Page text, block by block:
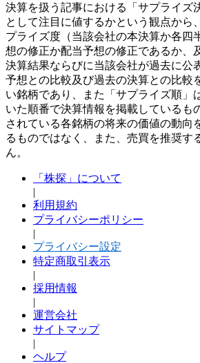
決算を扱う記事における「サプライズ
として注目に値するかという観点から
プライズ度（当該会社の本決算か各四
想の修正か配当予想の修正であるか、
決算結果ならびに当該会社が過去に公
予想との比較及び過去の決算との比較
い銘柄であり、また「サプライズ順」
いた順番で決算情報を掲載しているも
されている各銘柄の将来の価値の動向
るものではなく、また、売買を推奨す
ん。
「株探」について
|
利用規約
プライバシーポリシー
|
プライバシー設定
特定商取引表示
|
採用情報
|
運営会社
サイトマップ
|
ヘルプ